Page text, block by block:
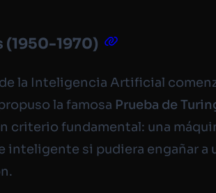
(1950-1970)
la Inteligencia Artificial
la famosa Prueba de
criterio fundamental: una
inteligente si pudiera engañar a